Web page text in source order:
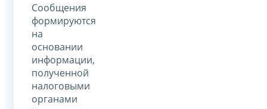
Сообщения
формируются
на
основании
информации,
полученной
налоговыми
органами